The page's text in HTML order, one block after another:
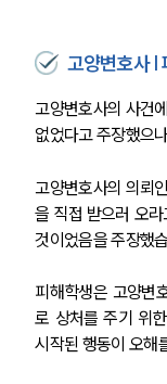
고양변호사 |
고양변호사의 사건
없었다고 주장했으
고양변호사의 의뢰
을 직접 받으러 오
것이었음을 주장했
피해학생은 고양변
로 상처를 주기 위
시작된 행동이 오해